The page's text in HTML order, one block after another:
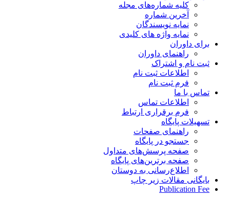
کلیه شماره‌های مجله
آخرین شماره
نمایه نویسندگان
نمایه واژه های کلیدی
برای داوران
راهنمای داوران
ثبت نام و اشتراک
اطلاعات ثبت نام
فرم ثبت نام
تماس با ما
اطلاعات تماس
فرم برقراری ارتباط
تسهیلات پایگاه
راهنمای صفحات
جستجو در پایگاه
صفحه پرسش‌های متداول
صفحه برترین‌های پایگاه
اطلاع‌رسانی به دوستان
بایگانی مقالات زیر چاپ
Publication Fee